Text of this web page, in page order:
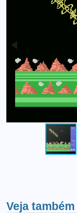
Veja também